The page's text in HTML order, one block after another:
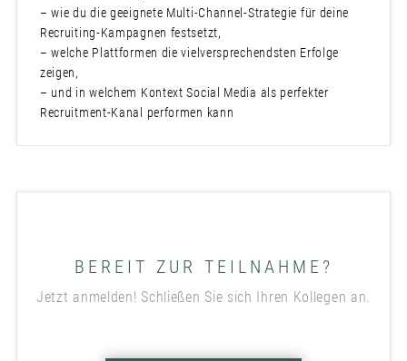
– wie du die geeignete Multi-Channel-Strategie für deine
Recruiting-Kampagnen festsetzt,
– welche Plattformen die vielversprechendsten Erfolge
zeigen,
– und in welchem Kontext Social Media als perfekter
Recruitment-Kanal performen kann
BEREIT ZUR TEILNAHME?
Jetzt anmelden! Schließen Sie sich Ihren Kollegen an.